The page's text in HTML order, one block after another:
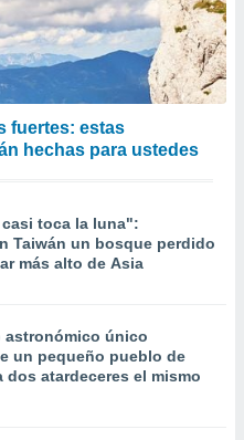
fuertes: estas
hechas para ustedes
toca la luna":
Taiwán un bosque perdido
más alto de Asia
astronómico único
un pequeño pueblo de
dos atardeceres el mismo